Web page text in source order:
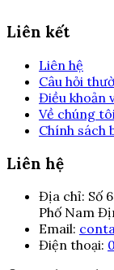
Liên kết
Liên hệ
Câu hỏi
Điều khoản
Về chúng tôi
Chính sách
Liên hệ
Địa chỉ: Số
Phố Nam
Email:
Điện thoại: